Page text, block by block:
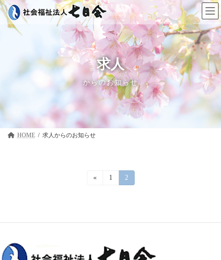
コ
ン
ナ
ビ
求人
からのお知らせ
HOME 求人
ー
«
固
1
固
定
2